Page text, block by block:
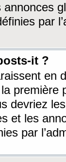
par
it ?
en
première
devriez
et les
par